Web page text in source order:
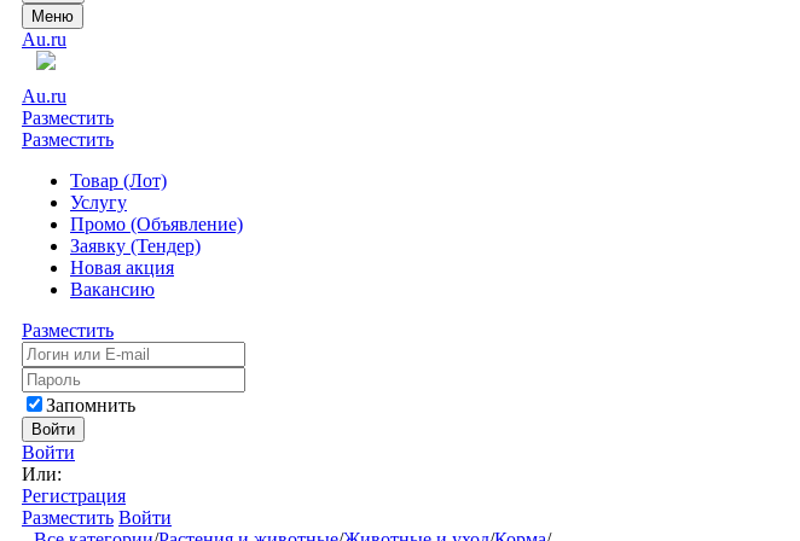
Меню
Au.ru
Au.ru
Разместить
Разместить
Товар (Лот)
Услугу
Промо (Объявление)
Заявку (Тендер)
Новая акция
Вакансию
Разместить
Запомнить
Войти
Войти
Или:
Регистрация
Разместить Войти